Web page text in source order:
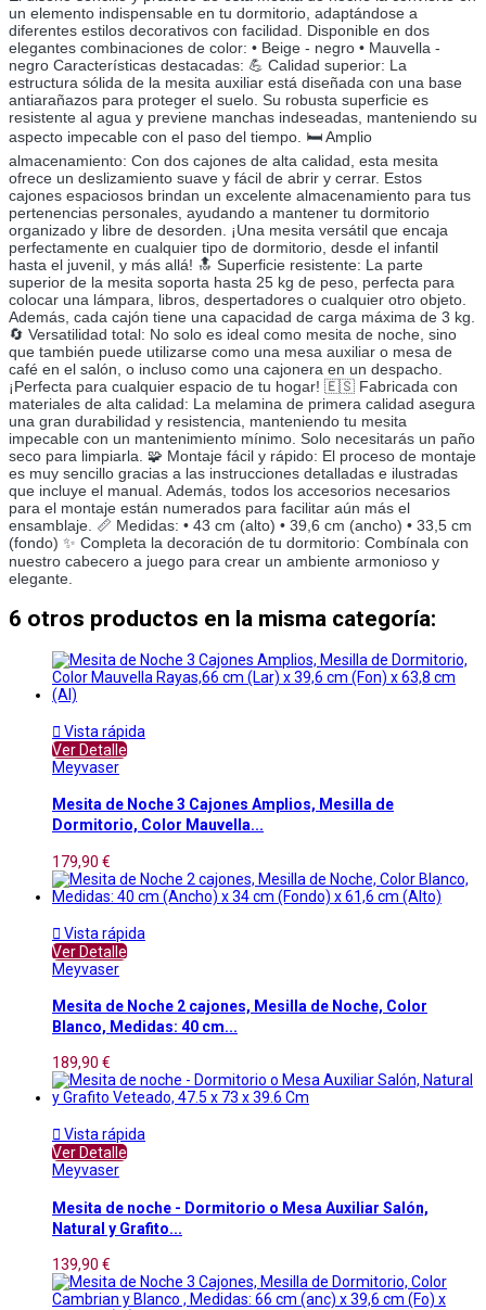
un elemento indispensable en tu dormitorio, adaptándose a
diferentes estilos decorativos con facilidad. Disponible en dos
elegantes combinaciones de color: • Beige - negro • Mauvella -
negro Características destacadas: 💪 Calidad superior: La
estructura sólida de la mesita auxiliar está diseñada con una base
antiarañazos para proteger el suelo. Su robusta superficie es
resistente al agua y previene manchas indeseadas, manteniendo su
aspecto impecable con el paso del tiempo. 🛏️ Amplio
almacenamiento: Con dos cajones de alta calidad, esta mesita
ofrece un deslizamiento suave y fácil de abrir y cerrar. Estos
cajones espaciosos brindan un excelente almacenamiento para tus
pertenencias personales, ayudando a mantener tu dormitorio
organizado y libre de desorden. ¡Una mesita versátil que encaja
perfectamente en cualquier tipo de dormitorio, desde el infantil
hasta el juvenil, y más allá! 🔝 Superficie resistente: La parte
superior de la mesita soporta hasta 25 kg de peso, perfecta para
colocar una lámpara, libros, despertadores o cualquier otro objeto.
Además, cada cajón tiene una capacidad de carga máxima de 3 kg.
🔄 Versatilidad total: No solo es ideal como mesita de noche, sino
que también puede utilizarse como una mesa auxiliar o mesa de
café en el salón, o incluso como una cajonera en un despacho.
¡Perfecta para cualquier espacio de tu hogar! 🇪🇸 Fabricada con
materiales de alta calidad: La melamina de primera calidad asegura
una gran durabilidad y resistencia, manteniendo tu mesita
impecable con un mantenimiento mínimo. Solo necesitarás un paño
seco para limpiarla. 🧩 Montaje fácil y rápido: El proceso de montaje
es muy sencillo gracias a las instrucciones detalladas e ilustradas
que incluye el manual. Además, todos los accesorios necesarios
para el montaje están numerados para facilitar aún más el
ensamblaje. 📏 Medidas: • 43 cm (alto) • 39,6 cm (ancho) • 33,5 cm
(fondo) ✨ Completa la decoración de tu dormitorio: Combínala con
nuestro cabecero a juego para crear un ambiente armonioso y
elegante.
6 otros productos en la misma categoría:
 Vista rápida
Ver Detalle
Meyvaser
Mesita de Noche 3 Cajones Amplios, Mesilla de
Dormitorio, Color Mauvella...
179,90 €
 Vista rápida
Ver Detalle
Meyvaser
Mesita de Noche 2 cajones, Mesilla de Noche, Color
Blanco, Medidas: 40 cm...
189,90 €
 Vista rápida
Ver Detalle
Meyvaser
Mesita de noche - Dormitorio o Mesa Auxiliar Salón,
Natural y Grafito...
139,90 €